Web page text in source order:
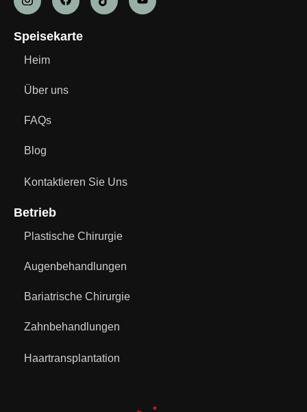
Speisekarte
Heim
Über uns
FAQs
Blog
Kontaktieren Sie Uns
Betrieb
Plastische Chirurgie
Augenbehandlungen
Bariatrische Chirurgie
Zahnbehandlungen
Haartransplantation